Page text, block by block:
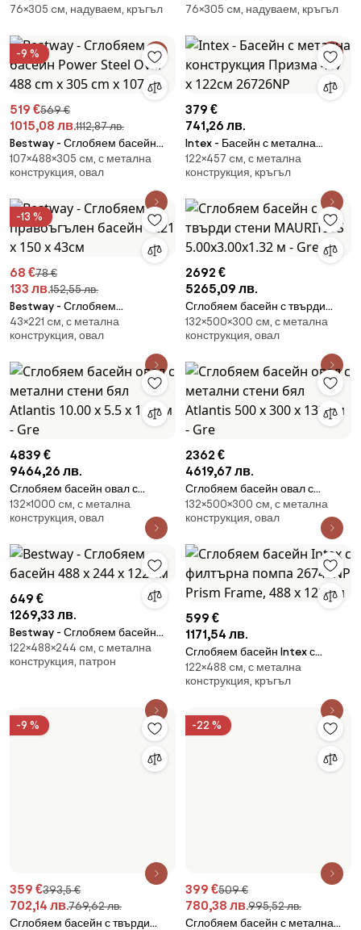
помпа и филтър 305 х 76см
76×305 cм, надуваем, кръгъл
басейн - 305 х 76см
76×305 cм, надуваем, кръгъл
-9 %
519 €569 €
1015,08 лв.1112,87 лв.
Bestway - Сглобяем басейн
Power Steel Oval 488 cm x 305
cm x 107 cm
107×488×305 cм, с метална
конструкция, овал
379 €
741,26 лв.
Intex - Басейн с метална
конструкция Призма 457 х
122см 26726NP
122×457 cм, с метална
конструкция, кръгъл
-13 %
68 €78 €
133 лв.152,55 лв.
Bestway - Сглобяем
правоъгълен басейн - 221 х 150
х 43см
43×221 cм, с метална
конструкция, овал
2692 €
5265,09 лв.
Сглобяем басейн с твърди
стени MAURITIUS 5.00х3.00х1.32
м - Gre
132×500×300 cм, с метална
конструкция, овал
4839 €
9464,26 лв.
Сглобяем басейн овал с
метални стени бял Atlantis
10.00 х 5.5 х 1.32 м - Gre
132×1000 cм, с метална
конструкция, овал
2362 €
4619,67 лв.
Сглобяем басейн овал с
метални стени бял Atlantis 500
x 300 х 132 см - Gre
132×500×300 cм, с метална
конструкция, овал
649 €
1269,33 лв.
Bestway - Сглобяем басейн
488 х 244 х 122 см
122×488×244 cм, с метална
конструкция, патрон
599 €
1171,54 лв.
Сглобяем басейн Intex с
филтърна помпа 26746NP
Prism Frame, 488 х 122 см
122×488 cм, с метална
конструкция, кръгъл
-9 % -22 %